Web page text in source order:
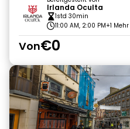
Irlanda Oculta
1std 30min
11:00 AM, 2:00 PM+1 Mehr
Von€0